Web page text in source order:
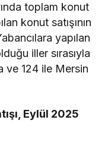
toplam konut
konut satışının
yapılan
iller sırasıyla
ve 124 ile Mersin
Eylül 2025